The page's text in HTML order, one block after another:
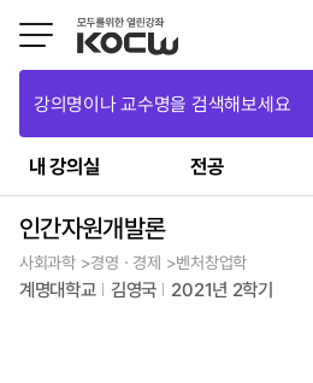
강의명이나 교수명을 검색해보세요
내 강의실 전공
인간자원개발론
사회과학 >경영ㆍ경제 >벤처창업학
계명대학교 김영국 2021년 2학기